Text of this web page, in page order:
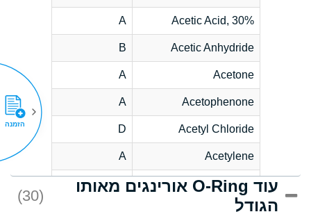
Acetic Acid, 30%
A
Acetic Anhydride
B
Acetone
A
Acetophenone
A
Acetyl Chloride
D
Acetylene
A
Acrlylonitrile
D
Adipic Acid
עוד O-Ring אורינגים מאותו
הגודל
(30)
הזמנה